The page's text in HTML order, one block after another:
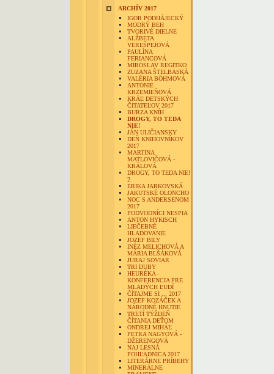
ARCHÍV 2017
IGOR PODHÁJECKÝ
MODRÝ BEH
TVORIVÉ DIELNE
ALŽBETA
VEREŠPEJOVÁ
PAULÍNA
FERIANCOVÁ
MIROSLAV REGITKO
ZUZANA ŠTELBASKÁ
VALÉRIA BÖHMOVÁ
ANTONIE
KRZEMIEŇOVÁ
KRÁĽ DETSKÝCH
ČITATEĽOV 2017
BURZA KNÍH
DROGY, TO TEDA
NIE!
JÁN ULIČIANSKY
DEŇ KNIHOVNÍKOV
2017
MARTINA
MATLOVIČOVÁ -
KRÁLOVÁ
DROGY, TO TEDA NIE!
2
ERIKA JARKOVSKÁ
JAKUTSKÉ OLONCHO
NOC S ANDERSENOM
2017
PODVODNÍCI NESPIA
ANTON HYKISCH
LIEČEBNÉ
HLADOVANIE
JOZEF BILY
INÉZ MELICHOVÁ A
MÁRIA BLŠÁKOVÁ
JURAJ SOVIAR
TRI DUBY
HEURÉKA -
KONFERENCIA PRE
MLADÝCH ĽUDÍ
ČÍTAJME SI ... 2017
JOZEF KOZÁČEK A
NÁRODNÉ HNUTIE
TRETÍ TÝŽDEŇ
ČÍTANIA DEŤOM
ONDREJ MIHÁĽ
PETRA NAGYOVÁ -
DŽERENGOVÁ
NAJ LESNÁ
POHĽADNICA 2017
LITERÁRNE PRÍBEHY
MINERÁLNE